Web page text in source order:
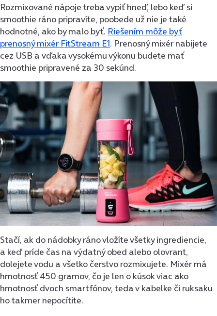
Rozmixované nápoje treba vypiť hneď, lebo keď si
smoothie ráno pripravíte, poobede už nie je také
hodnotné, ako by malo byť. Riešením môže byť
prenosný mixér FitStream E1. Prenosný mixér nabijete
cez USB a vďaka vysokému výkonu budete mať
smoothie pripravené za 30 sekúnd.
Stačí, ak do nádobky ráno vložíte všetky ingrediencie,
a keď príde čas na výdatný obed alebo olovrant,
dolejete vodu a všetko čerstvo rozmixujete. Mixér má
hmotnosť 450 gramov, čo je len o kúsok viac ako
hmotnosť dvoch smartfónov, teda v kabelke či ruksaku
ho takmer nepocítite.